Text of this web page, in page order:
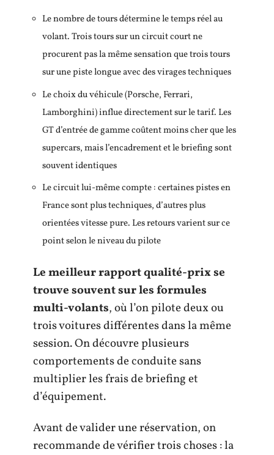
Le nombre de tours détermine le temps réel au
volant. Trois tours sur un circuit court ne
procurent pas la même sensation que trois tours
sur une piste longue avec des virages techniques
Le choix du véhicule (Porsche, Ferrari,
Lamborghini) influe directement sur le tarif. Les
GT d’entrée de gamme coûtent moins cher que les
supercars, mais l’encadrement et le briefing sont
souvent identiques
Le circuit lui-même compte : certaines pistes en
France sont plus techniques, d’autres plus
orientées vitesse pure. Les retours varient sur ce
point selon le niveau du pilote
Le meilleur rapport qualité-prix se
trouve souvent sur les formules
multi-volants, où l’on pilote deux ou
trois voitures différentes dans la même
session. On découvre plusieurs
comportements de conduite sans
multiplier les frais de briefing et
d’équipement.
Avant de valider une réservation, on
recommande de vérifier trois choses : la